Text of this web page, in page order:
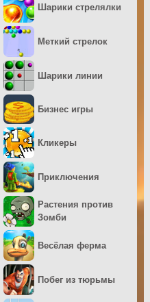
Шарики стрелялки
Меткий стрелок
Шарики линии
Бизнес игры
Кликеры
Приключения
Растения против
Зомби
Весёлая ферма
Побег из тюрьмы